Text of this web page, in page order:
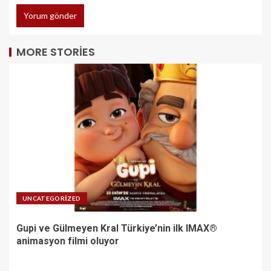
MORE STORIES
UNCATEGORIZED
Gupi ve Gülmeyen Kral Türkiye’nin ilk IMAX®
animasyon filmi oluyor